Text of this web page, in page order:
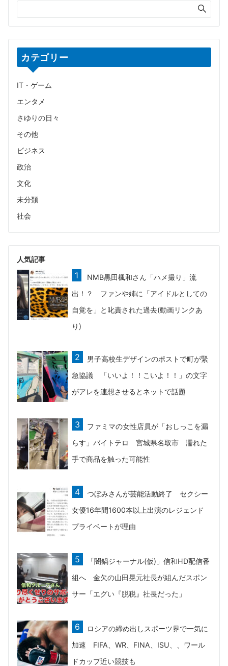
カテゴリー
IT・ゲーム
エンタメ
さゆりの日々
その他
ビジネス
政治
文化
未分類
社会
人気記事
NMB黒田楓和さん「ハメ撮り」流
出！？ ファンや姉に「アイドルとしての
自覚を」と叱責された過去(動画リンクあ
り)
男子高校生デザインのポストで町が緊
急協議 「いいよ！！こいよ！！」の文字
がアレを連想させるとネットで話題
ファミマの女性店員が「おしっこを漏
らす」バイトテロ 宮城県名取市 濡れた
手で商品を触った可能性
つぼみさんが芸能活動終了 セクシー
女優16年間1600本以上出演のレジェンド
プライベートが理由
「闇鍋ジャーナル(仮)」信和HD配信番
組へ 金欠の山田晃元社長が組んだスポン
サー「エグい『脱税』社長だった」
ロシアの締め出しスポーツ界で一気に
加速 FIFA、WR、FINA、ISU、、ワール
ドカップ近い競技も